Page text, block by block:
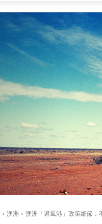
澳洲 澳洲「避風港」政策細節：